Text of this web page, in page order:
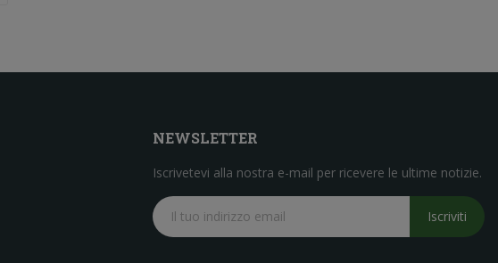
NEWSLETTER
Iscrivetevi alla nostra e-mail per ricevere le ultime notizie.
Iscriviti